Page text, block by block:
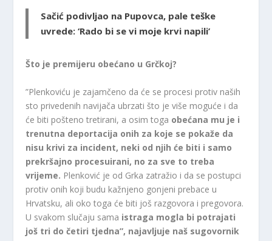
Sačić podivljao na Pupovca, pale teške
uvrede: ‘Rado bi se vi moje krvi napili’
Što je premijeru obećano u Grčkoj?
”Plenkoviću je zajamčeno da će se procesi protiv naših
sto privedenih navijača ubrzati što je više moguće i da
će biti pošteno tretirani, a osim toga obećana mu je i
trenutna deportacija onih za koje se pokaže da
nisu krivi za incident, neki od njih će biti i samo
prekršajno procesuirani, no za sve to treba
vrijeme. Plenković je od Grka zatražio i da se postupci
protiv onih koji budu kažnjeno gonjeni prebace u
Hrvatsku, ali oko toga će biti još razgovora i pregovora.
U svakom slučaju sama istraga mogla bi potrajati
još tri do četiri tjedna”, najavljuje naš sugovornik